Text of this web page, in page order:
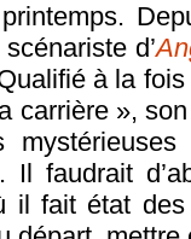
d’
à la
carrière »,
Il faudrait
il fait état